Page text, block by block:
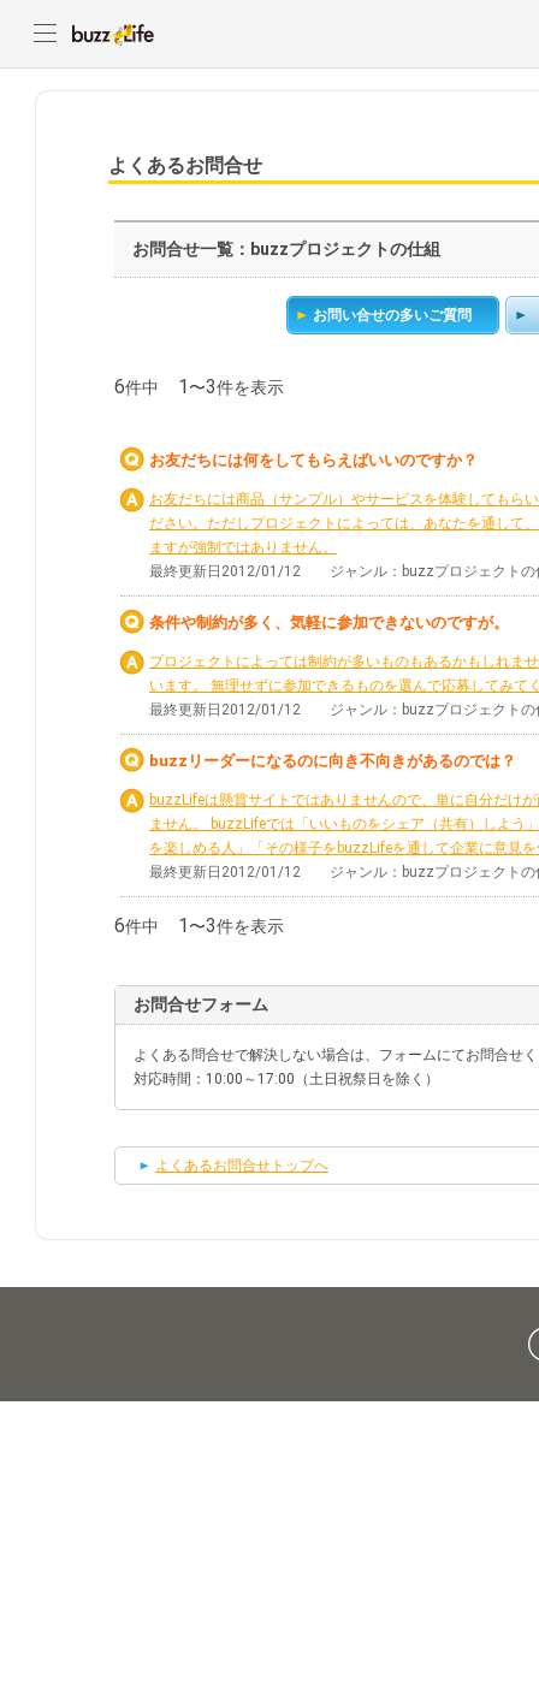
よくあるお問合せ
お問合せ一覧：buzzプロジェクトの仕組
お問い合せの多いご質問
6件中 1〜3件を表示
お友だちには何をしてもらえばいいのですか？
お友だちには商品（サンプル）やサービスを体験してもら
ださい。ただしプロジェクトによっては、あなたを通して
ますが強制ではありません。
最終更新日2012/01/12 ジャンル：buzzプロジェクト
条件や制約が多く、気軽に参加できないのですが。
プロジェクトによっては制約が多いものもあるかもしれま
います。 無理せずに参加できるものを選んで応募してみて
最終更新日2012/01/12 ジャンル：buzzプロジェクト
buzzリーダーになるのに向き不向きがあるのでは？
buzzLifeは懸賞サイトではありませんので、単に自分だけ
ません。 buzzLifeでは「いいものをシェア（共有）しよう
を楽しめる人」「その様子をbuzzLifeを通して企業に意見
最終更新日2012/01/12 ジャンル：buzzプロジェクト
6件中 1 〜3件を表示
お問合せフォーム
よくある問合せで解決しない場合は、フォームにてお問合せ
対応時間：10:00～17:00（土日祝祭日を除く）
よくあるお問合せトップへ